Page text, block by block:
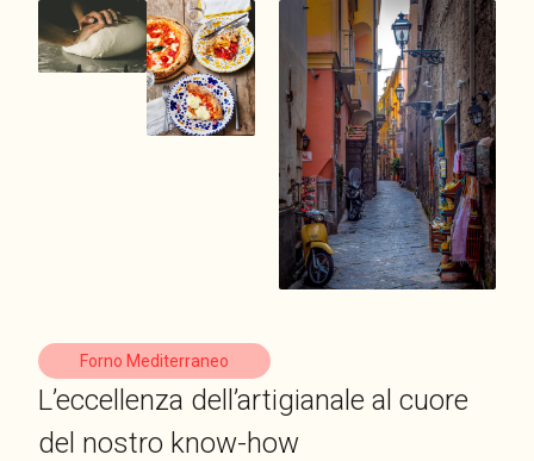
Forno Mediterraneo
L’eccellenza dell’artigianale al cuore
del nostro know-how